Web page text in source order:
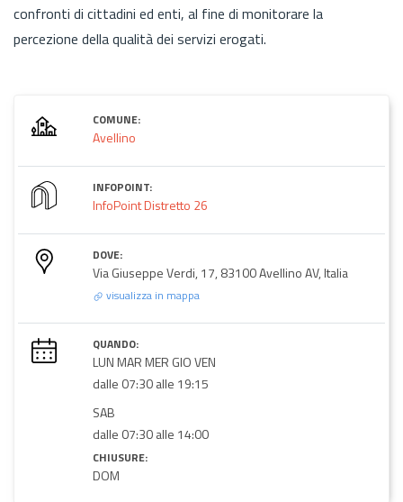
confronti di cittadini ed enti, al fine di monitorare la
percezione della qualità dei servizi erogati.
COMUNE:
Avellino
INFOPOINT:
InfoPoint Distretto 26
DOVE:
Via Giuseppe Verdi, 17, 83100 Avellino AV, Italia
visualizza in mappa
QUANDO:
LUN MAR MER GIO VEN
dalle 07:30 alle 19:15
SAB
dalle 07:30 alle 14:00
CHIUSURE:
DOM